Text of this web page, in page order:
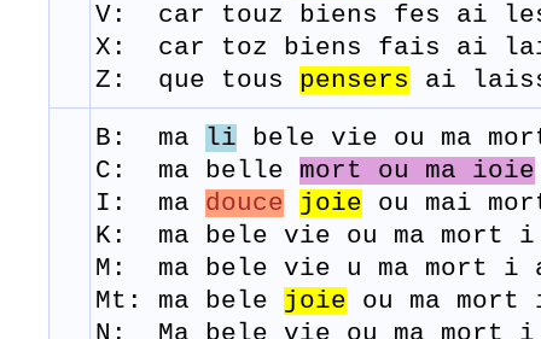
V: car touz biens fes ai
X: car toz biens fais ai
Z: que tous pensers ai
B: ma li bele vie ou ma
C: ma belle mort ou ma ioie
I: ma douce joie ou mai
K: ma bele vie ou ma mort
M: ma bele vie u ma mort i
Mt: ma bele joie ou ma